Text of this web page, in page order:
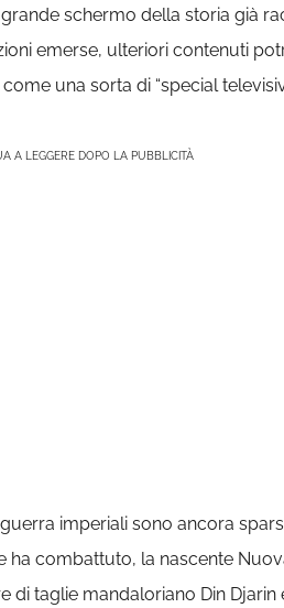
schermo della storia già
emerse, ulteriori contenuti
una sorta di “special
A LEGGERE DOPO LA PUBBLICITÀ
imperiali sono ancora
ha combattuto, la nascente
taglie mandaloriano Din